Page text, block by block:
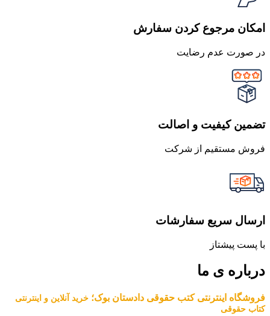
امکان مرجوع کردن سفارش
در صورت عدم رضایت
تضمین کیفیت و اصالت
فروش مستقیم از شرکت
ارسال سریع سفارشات
با پست پیشتاز
درباره ی ما
فروشگاه اینترنتی کتب حقوقی دادستان بوک؛ خرید آنلاین و اینترنتی
کتاب حقوقی